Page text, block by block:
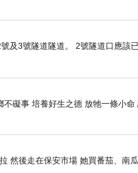
用方式
特色
乳特色
及3號隧道隧道。 2號隧道口應
礙事 培養好生之德 放牠一條小
然後走在保安市場 她買番茄、南